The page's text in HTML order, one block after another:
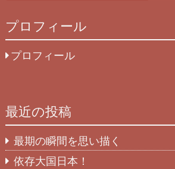
プロフィール
プロフィール
最近の投稿
最期の瞬間を思い描く
依存大国日本！